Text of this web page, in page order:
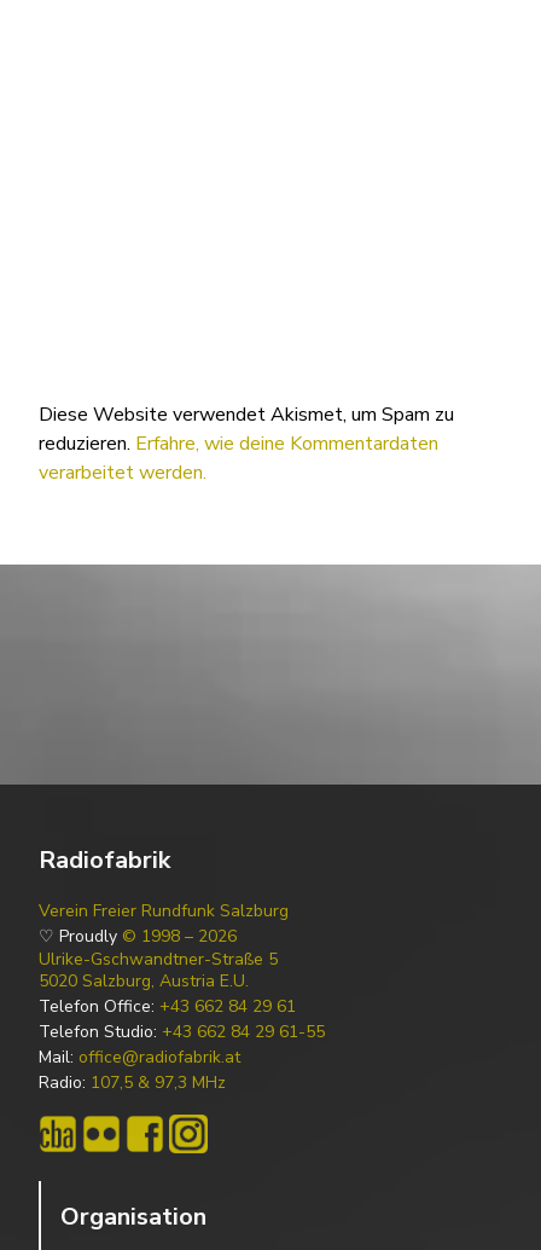
Diese Website verwendet Akismet, um Spam zu
reduzieren. Erfahre, wie deine Kommentardaten
verarbeitet werden.
Radiofabrik
Verein Freier Rundfunk Salzburg
♡ Proudly © 1998 – 2026
Ulrike-Gschwandtner-Straße 5
5020 Salzburg, Austria E.U.
Telefon Office: +43 662 84 29 61
Telefon Studio: +43 662 84 29 61-55
Mail: office@radiofabrik.at
Radio: 107,5 & 97,3 MHz
Organisation